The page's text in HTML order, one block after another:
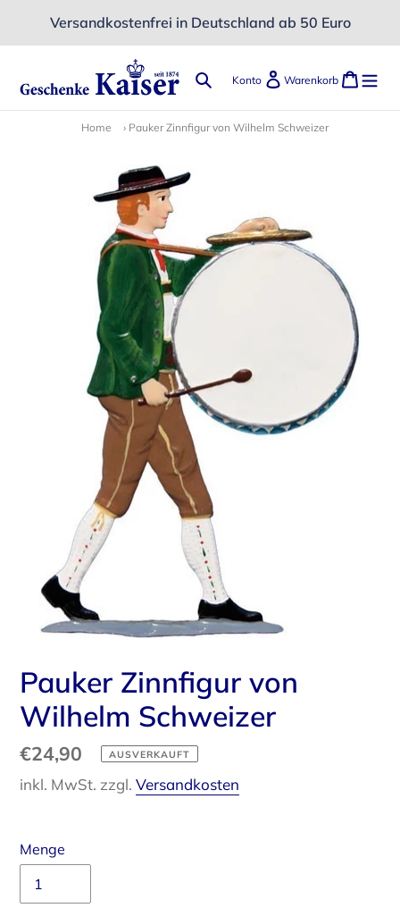
Versandkostenfrei in Deutschland ab 50 Euro
Suchen
Konto Einloggen
Warenkorb
Home › Pauker Zinnfigur von Wilhelm Schweizer
Pauker Zinnfigur von
Wilhelm Schweizer
Normaler
Preis
€24,90 AUSVERKAUFT
inkl. MwSt. zzgl. Versandkosten
Menge